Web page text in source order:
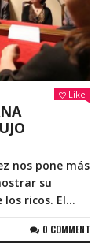
Like
nos pone más
su
ricos. El...
0 COMMENT